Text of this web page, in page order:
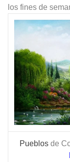
los fines de
Pueblosde